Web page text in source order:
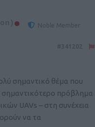
Noble Member
σημαντικό θέμα που
σημαντικότερο πρόβλημα
UAVs – στη συνέχεια
να τα